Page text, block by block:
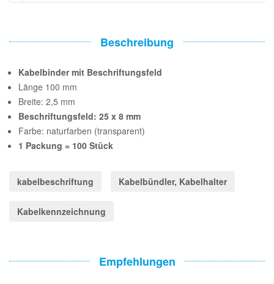
Beschreibung
Kabelbinder mit Beschriftungsfeld
Länge 100 mm
Breite: 2,5 mm
Beschriftungsfeld: 25 x 8 mm
Farbe: naturfarben (transparent)
1 Packung = 100 Stück
kabelbeschriftung Kabelbündler, Kabelhalter
Kabelkennzeichnung
Empfehlungen